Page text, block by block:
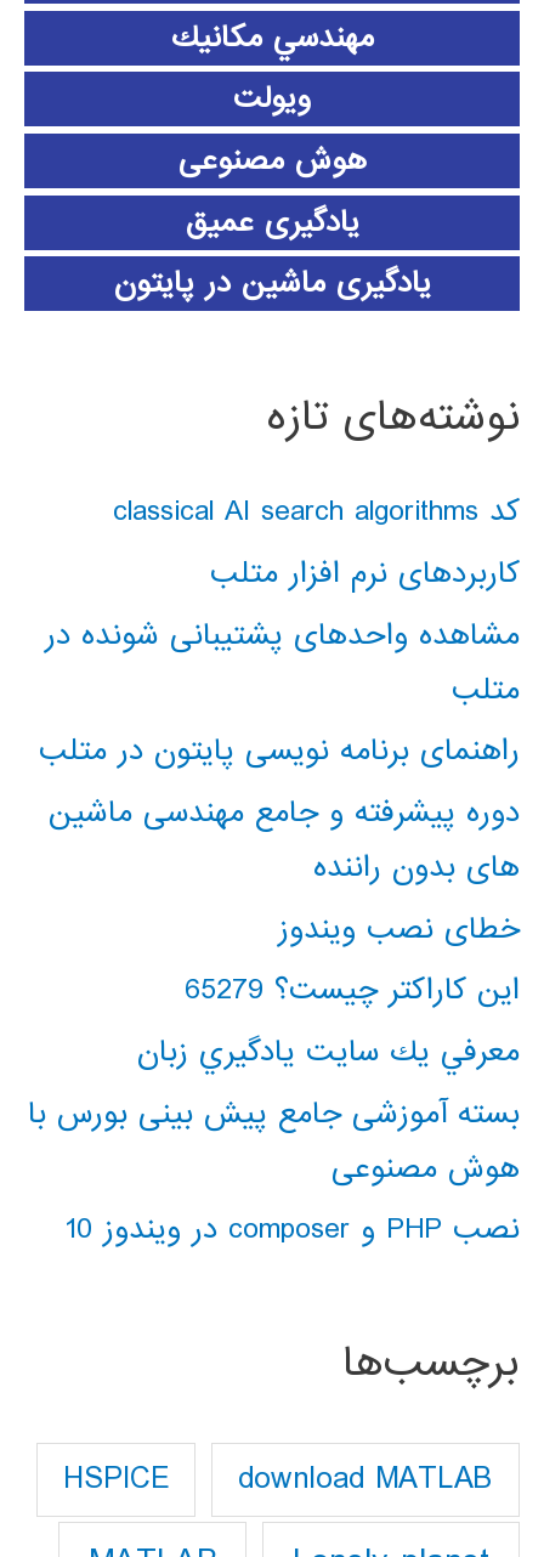
مهندسي مكانيك
ویولت
هوش مصنوعی
یادگیری عمیق
یادگیری ماشین در پایتون
نوشته‌های تازه
کد classical AI search algorithms
کاربردهای نرم افزار متلب
مشاهده واحدهای پشتیبانی شونده در
متلب
راهنمای برنامه نویسی پایتون در متلب
دوره پیشرفته و جامع مهندسی ماشین
های بدون راننده
خطای نصب ویندوز
این کاراکتر چیست؟ 65279
معرفي يك سايت يادگيري زبان
بسته آموزشی جامع پیش بینی بورس با
هوش مصنوعی
نصب PHP و composer در ویندوز 10
برچسب‌ها
download MATLAB
HSPICE